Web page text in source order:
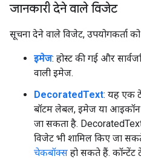
जानकारी देने वाले विजेट
सूचना देने वाले विजेट, उपयोगकर्ता
इमेज: होस्ट की गई और
वाली इमेज.
DecoratedText: यह एक
बॉटम लेबल, इमेज या
जा सकता है.
विजेट भी शामिल किए जा
चेकबॉक्स हो सकते हैं. कॉन्टेंट